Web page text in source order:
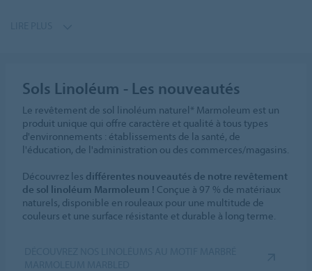
Sols Linoléum - Les nouveautés
Le revêtement de sol linoléum naturel* Marmoleum est un
produit unique qui offre caractère et qualité à tous types
d'environnements : établissements de la santé, de
l'éducation, de l'administration ou des commerces/magasins.
Découvrez les différentes nouveautés de notre revêtement
de sol linoléum Marmoleum ! Conçue à 97 % de matériaux
naturels, disponible en rouleaux pour une multitude de
couleurs et une surface résistante et durable à long terme.